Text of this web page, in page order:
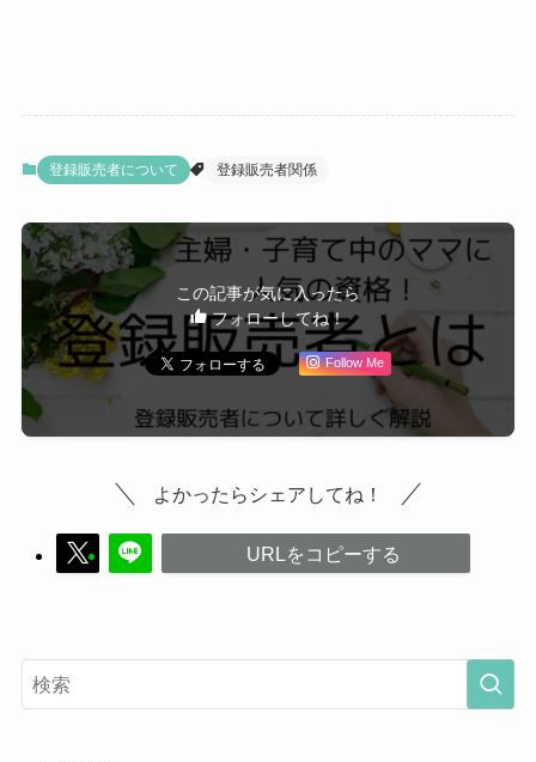
登録販売者について 登録販売者関係
この記事が気に入ったら
フォローしてね！
Follow Me
よかったらシェアしてね！
URLをコピーする